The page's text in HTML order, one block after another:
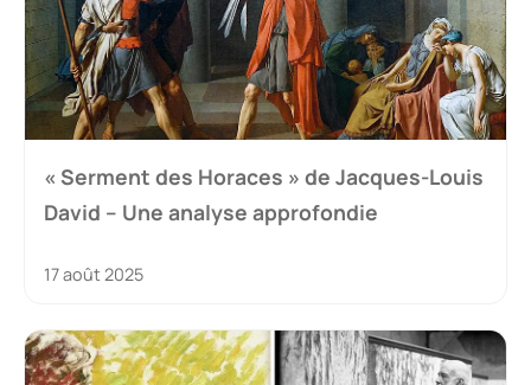
« Serment des Horaces » de Jacques-Louis
David – Une analyse approfondie
17 août 2025